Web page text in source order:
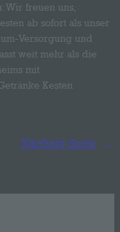
Wir freuen uns,
ab sofort als unser
Versorgung und
weit mehr als die
mit
Kesten
Nächste Seite →
betroffenen
Fall in
in Form
mit der
gibt, dass
einverstanden